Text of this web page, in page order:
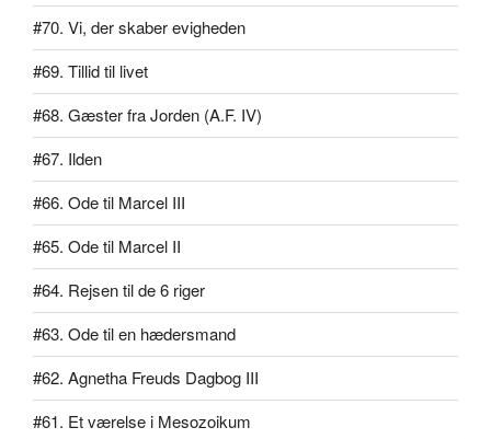
#70. Vi, der skaber evigheden
#69. Tillid til livet
#68. Gæster fra Jorden (A.F. IV)
#67. Ilden
#66. Ode til Marcel III
#65. Ode til Marcel II
#64. Rejsen til de 6 riger
#63. Ode til en hædersmand
#62. Agnetha Freuds Dagbog III
#61. Et værelse i Mesozoikum